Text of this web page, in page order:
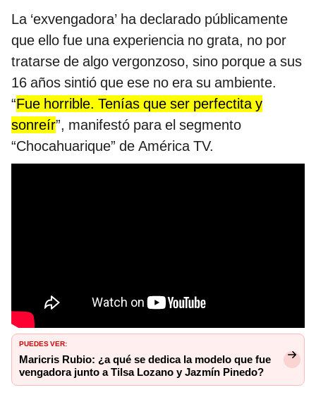
La ‘exvengadora’ ha declarado públicamente
que ello fue una experiencia no grata, no por
tratarse de algo vergonzoso, sino porque a sus
16 años sintió que ese no era su ambiente.
“Fue horrible. Tenías que ser perfectita y
sonreír”, manifestó para el segmento
“Chocahuarique” de América TV.
PUEDES VER:
Maricris Rubio: ¿a qué se dedica la modelo que fue
vengadora junto a Tilsa Lozano y Jazmín Pinedo?